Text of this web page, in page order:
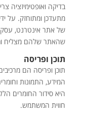
בדיקה ואופטימיזציה
מתעדכן ומתוחזק. על
של אתר אינטרנט,
שהאתר שלהם מצליח
תוכן ופריסה
תוכן ופריסה הם
המידע, התמונות
היא סידור החומרים
חווית המשתמש.